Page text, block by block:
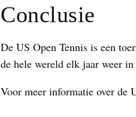
Conclusie
De US Open Tennis is een
de hele wereld elk jaar weer
Voor meer informatie over de